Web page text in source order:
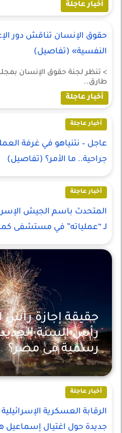
أخبار عاجلة
حقوق الإنسان تناقش دور
النفسية» (تفاصيل)
> تنظر لجنة حقوق الإنسان
طارق..
أخبار عاجلة
أخبار عاجلة
عاجل – نتنياهو في غرفة
جراحية.. ما الأمر؟ (تفاصيل)
أخبار عاجلة
المتحدث باسم الجيش
لـ “عملياته” في مستشفى
أخبار عاجلة
حقيقة إجازة رأس
رسمية فى مصر؟
أخبار عاجلة
الرقابة العسكرية
جديدة حول اغتيال إسماعيل